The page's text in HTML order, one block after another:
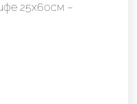
25х60см –